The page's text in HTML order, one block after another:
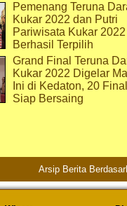
Pemenang Teruna
Kukar 2022 dan Putri
Pariwisata Kukar 2022
Berhasil Terpilih
Grand Final Teruna
Kukar 2022 Digelar
Ini di Kedaton, 20
Siap Bersaing
Arsip Berita